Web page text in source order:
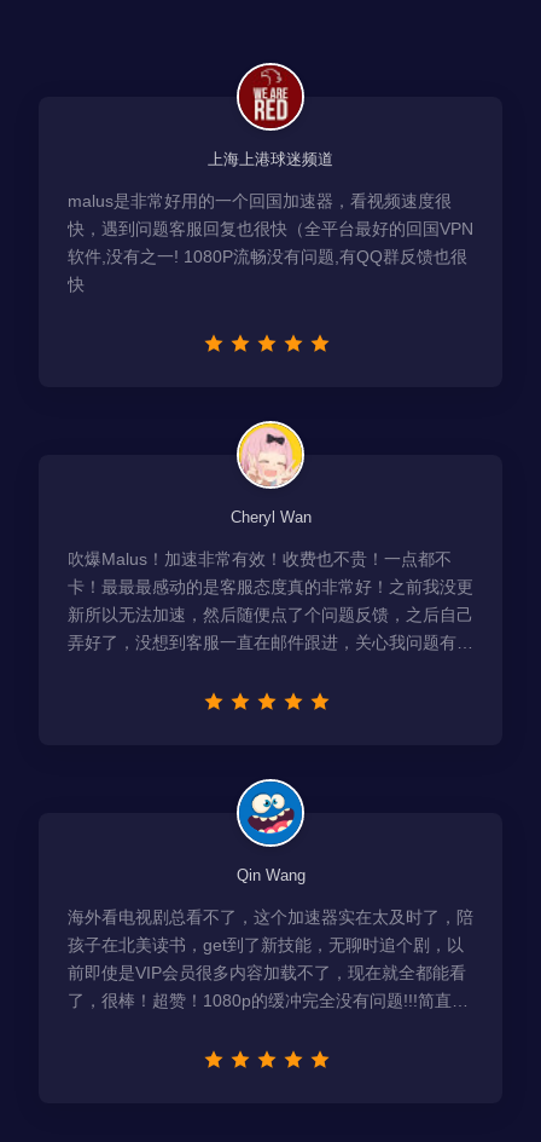
上海上港球迷频道
malus是非常好用的一个回国加速器，看视频速度很
快，遇到问题客服回复也很快（全平台最好的回国VPN
软件,没有之一! 1080P流畅没有问题,有QQ群反馈也很
快
Cheryl Wan
吹爆Malus！加速非常有效！收费也不贵！一点都不
卡！最最最感动的是客服态度真的非常好！之前我没更
新所以无法加速，然后随便点了个问题反馈，之后自己
弄好了，没想到客服一直在邮件跟进，关心我问题有没
Qin Wang
海外看电视剧总看不了，这个加速器实在太及时了，陪
孩子在北美读书，get到了新技能，无聊时追个剧，以
前即使是VIP会员很多内容加载不了，现在就全都能看
了，很棒！超赞！1080p的缓冲完全没有问题!!!简直救